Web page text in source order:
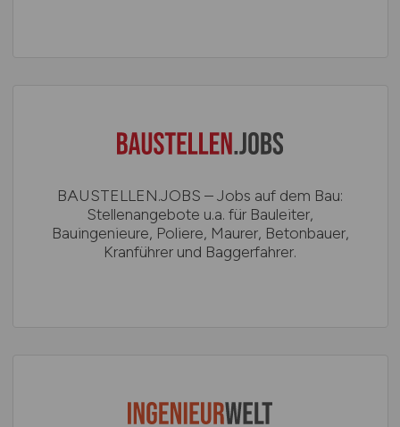
BAUSTELLEN.JOBS – Jobs auf dem Bau:
Stellenangebote u.a. für Bauleiter,
Bauingenieure, Poliere, Maurer, Betonbauer,
Kranführer und Baggerfahrer.